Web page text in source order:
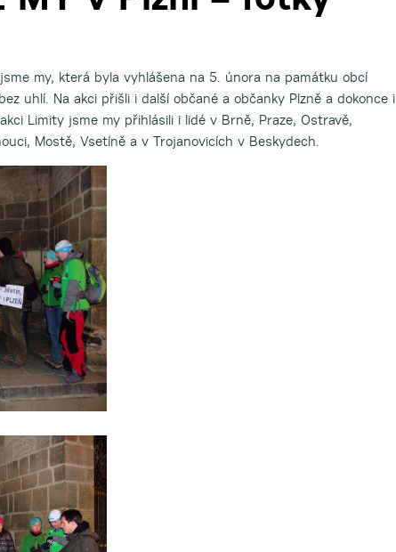
my, která byla vyhlášena na 5. února na památku obcí
uhlí. Na akci přišli i další občané a občanky Plzně a dokonce i
Limity jsme my přihlásili i lidé v Brně, Praze, Ostravě,
Mostě, Vsetíně a v Trojanovicích v Beskydech.